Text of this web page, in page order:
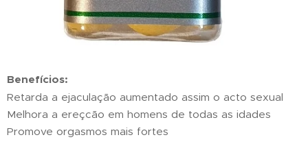
Benefícios:
Retarda a ejaculação aumentado assim o acto sexual
Melhora a ereçcão em homens de todas as idades
Promove orgasmos mais fortes